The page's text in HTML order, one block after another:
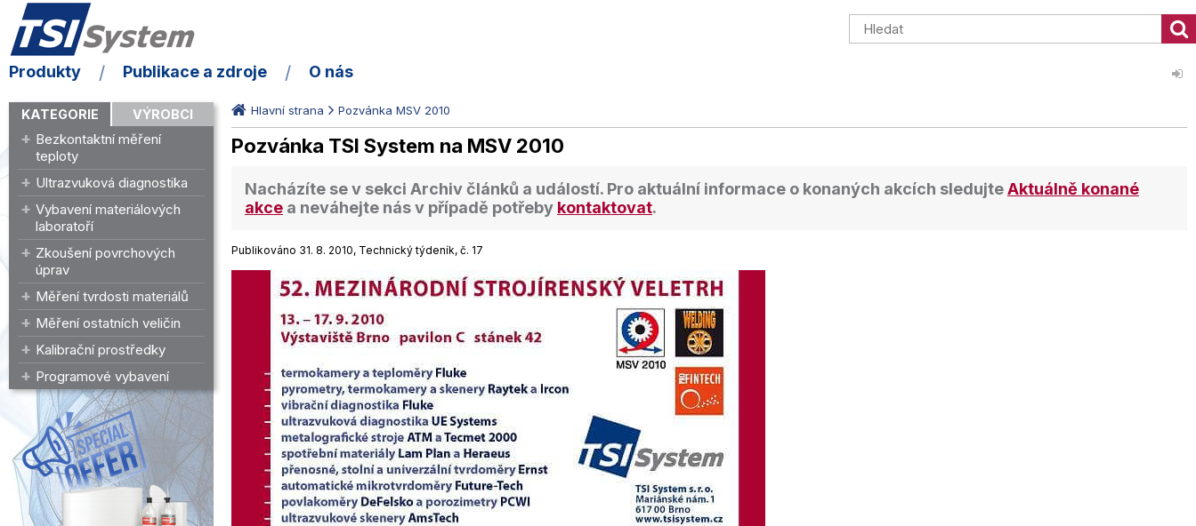
Produkty Publikace a zdroje O nás
KATEGORIE VÝROBCI
Bezkontaktní měření
teploty
Ultrazvuková diagnostika
Vybavení materiálových
laboratoří
Zkoušení povrchových
úprav
Měření tvrdosti materiálů
Měření ostatních veličin
Kalibrační prostředky
Programové vybavení
Hlavní strana Pozvánka MSV 2010
Pozvánka TSI System na MSV 2010
Nacházíte se v sekci Archiv článků a událostí. Pro aktuální informace o konaných akcích sledujteAktuálně konané
akce a neváhejte nás v případě potřeby kontaktovat.
Publikováno 31. 8. 2010, Technický týdeník, č. 17